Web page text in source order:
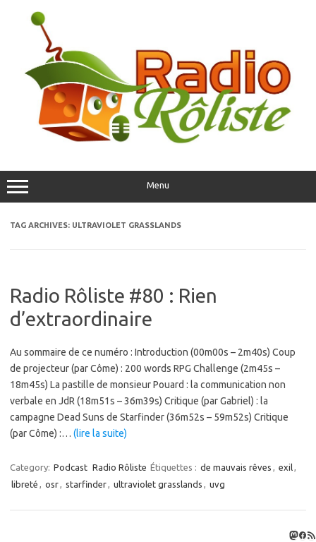
content
Menu
TAG ARCHIVES: ULTRAVIOLET GRASSLANDS
Radio Rôliste #80 : Rien
d’extraordinaire
Au sommaire de ce numéro : Introduction (00m00s – 2m40s) Coup
de projecteur (par Côme) : 200 words RPG Challenge (2m45s –
18m45s) La pastille de monsieur Pouard : la communication non
verbale en JdR (18m51s – 36m39s) Critique (par Gabriel) : la
campagne Dead Suns de Starfinder (36m52s – 59m52s) Critique
(par Côme) :… (lire la suite)
Category: Podcast Radio Rôliste Étiquettes : de mauvais rêves , exil,
libreté , osr, starfinder, ultraviolet grasslands , uvg
Flux